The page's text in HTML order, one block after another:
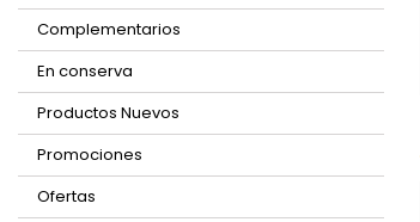
Complementarios
En conserva
Productos Nuevos
Promociones
Ofertas